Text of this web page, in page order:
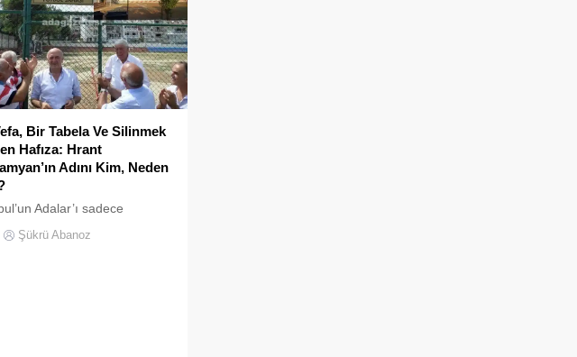
Bir Tabela Ve Silinmek
Hafıza: Hrant
Adını Kim, Neden
Adalar’ı sadece
yanaştığı, yazlıkçıların
toprak parçaları
Şükrü Abanoz